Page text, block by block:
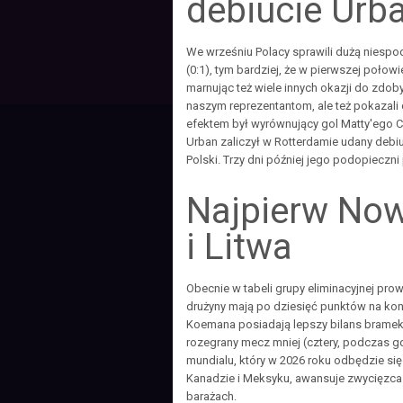
debiucie
We wrześniu Polacy sprawili dużą
(0:1), tym bardziej, że w pierwszej
marnując też wiele innych okazji do
naszym reprezentantom, ale też
efektem był wyrównujący gol Matty'ego
Urban zaliczył w Rotterdamie udany
Polski. Trzy dni później jego
Najpierw
i Litwa
Obecnie w tabeli grupy eliminacyjnej
drużyny mają po dziesięć punktów na
Koemana posiadają lepszy bilans
rozegrany mecz mniej (cztery, podczas
mundialu, który w 2026 roku odbędzie
Kanadzie i Meksyku, awansuje
barażach.